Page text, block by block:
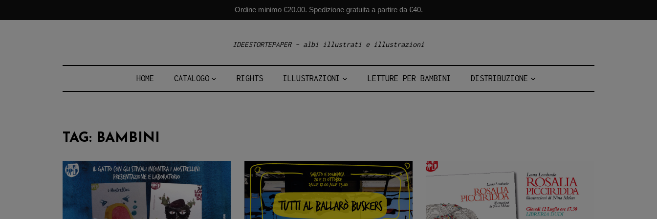
Ordine minimo €20.00. Spedizione gratuita a partire da €40.
IDEESTORTEPAPER – albi illustrati e illustrazioni
HOME CATALOGO RIGHTS ILLUSTRAZIONI LETTURE PER BAMBINI DISTRIBUZIONE
TAG: BAMBINI